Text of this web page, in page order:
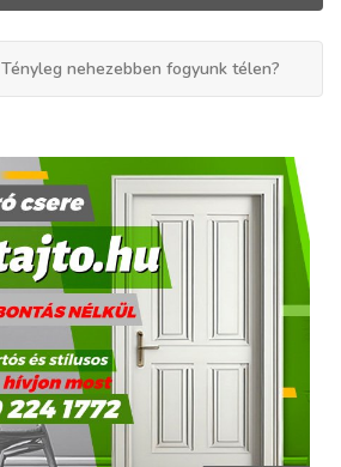
Tényleg nehezebben fogyunk télen?